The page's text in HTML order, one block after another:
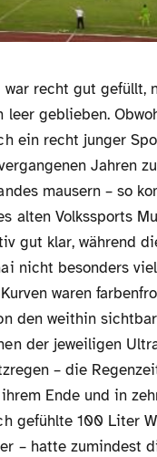
leer geblieben.
ein recht junger
Jahren
mausern – so
alten Volkssports
gut klar, während
nicht besonders
waren
den weithin
der jeweiligen
– die
Ende und in
gefühlte 100 Liter
– hatte zumindest